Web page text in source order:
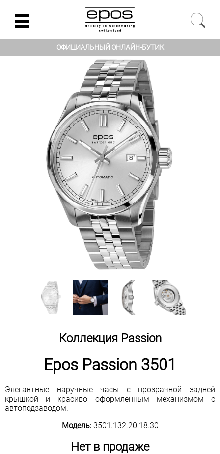
ОФИЦИАЛЬНЫЙ ОНЛАЙН-БУТИК
Коллекция Passion
Epos Passion 3501
Элегантные наручные часы с прозрачной задней
крышкой и красиво оформленным механизмом с
автоподзаводом.
Модель:3501.132.20.18.30
Нет в продаже